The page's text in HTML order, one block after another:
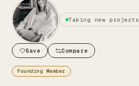
Taking new projects
Save Compare
Founding Member